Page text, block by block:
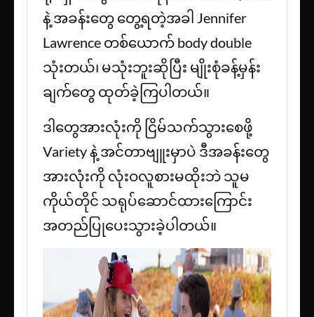
နဲ့ အခန်းတွေ တွေ့ရတဲ့အခါ Jennifer
Lawrence တစ်ယောက် body double
သုံးတယ်၊ မသုံးဘူးဆိုပြီး မျိုးစုံခန့်မှန်း
ချက်တွေ ထုတ်ခဲ့ကြပါတယ်။
ဒါတွေအားလုံးကို ငြိမ်သက်သွားစေဖို့
Variety နဲ့ အင်တာဗျူးမှာပဲ ဒီအခန်းတွေ
အားလုံးကို လုံးဝလူစားမထိုးဘဲ သူမ
ကိုယ်တိုင် သရုပ်ဆောင်ထားကြောင်း
အတည်ပြုပေးသွားခဲ့ပါတယ်။